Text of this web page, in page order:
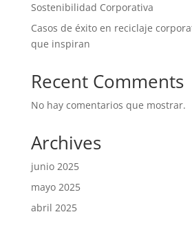
Sostenibilidad Corporativa
Casos de éxito en reciclaje
que inspiran
Recent Comments
No hay comentarios que mostrar.
Archives
junio 2025
mayo 2025
abril 2025